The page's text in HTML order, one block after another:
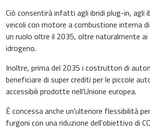
Ciò consentirà infatti agli ibridi plug-in, agli
veicoli con motore a combustione interna
un ruolo oltre il 2035, oltre naturalmente ai
idrogeno.
Inoltre, prima del 2035 i costruttori di
beneficiare di super crediti per le piccole
accessibili prodotte nell'Unione europea.
È concessa anche un'ulteriore flessibilità
furgoni con una riduzione dell'obiettivo di